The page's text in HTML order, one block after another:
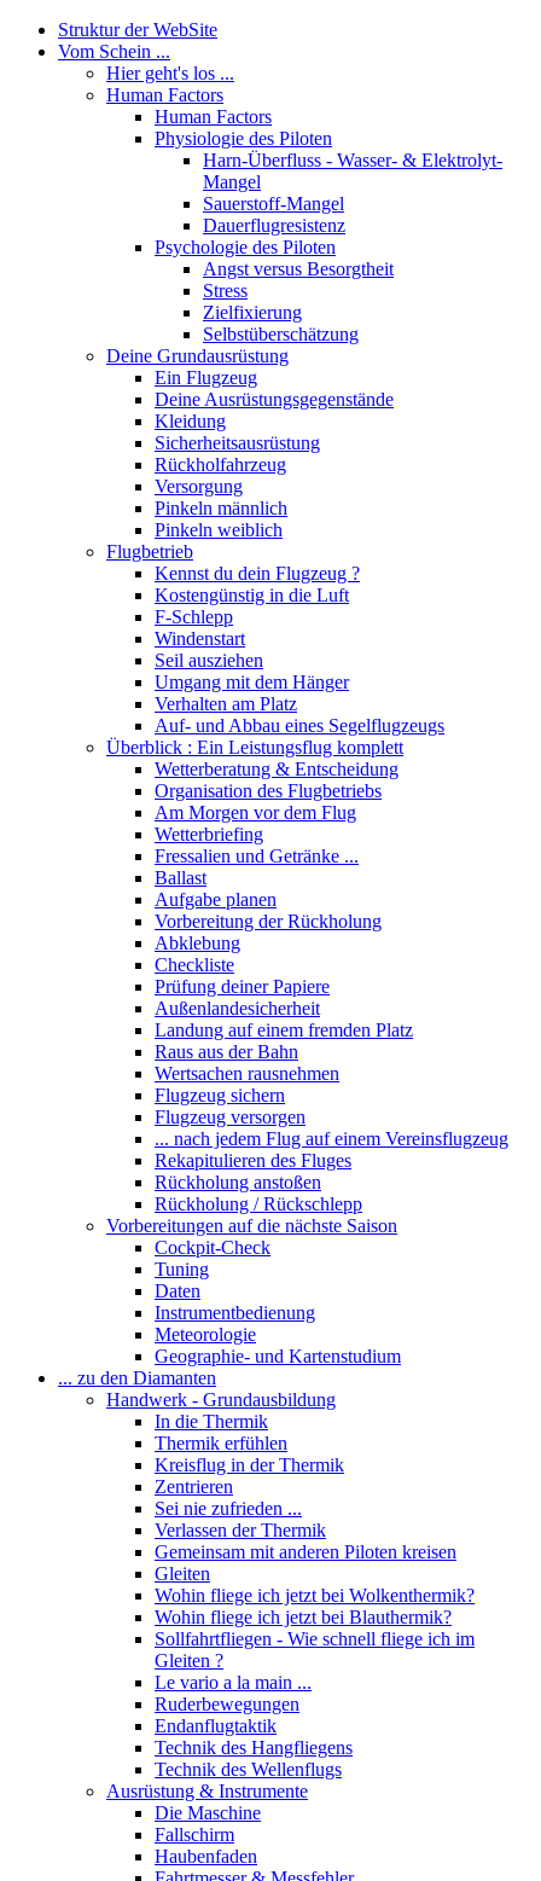
Struktur der WebSite
Vom Schein ...
Hier geht's los ...
Human Factors
Human Factors
Physiologie des Piloten
Harn-Überfluss - Wasser- & Elektrolyt-
Mangel
Sauerstoff-Mangel
Dauerflugresistenz
Psychologie des Piloten
Angst versus Besorgtheit
Stress
Zielfixierung
Selbstüberschätzung
Deine Grundausrüstung
Ein Flugzeug
Deine Ausrüstungsgegenstände
Kleidung
Sicherheitsausrüstung
Rückholfahrzeug
Versorgung
Pinkeln männlich
Pinkeln weiblich
Flugbetrieb
Kennst du dein Flugzeug ?
Kostengünstig in die Luft
F-Schlepp
Windenstart
Seil ausziehen
Umgang mit dem Hänger
Verhalten am Platz
Auf- und Abbau eines Segelflugzeugs
Überblick : Ein Leistungsflug komplett
Wetterberatung & Entscheidung
Organisation des Flugbetriebs
Am Morgen vor dem Flug
Wetterbriefing
Fressalien und Getränke ...
Ballast
Aufgabe planen
Vorbereitung der Rückholung
Abklebung
Checkliste
Prüfung deiner Papiere
Außenlandesicherheit
Landung auf einem fremden Platz
Raus aus der Bahn
Wertsachen rausnehmen
Flugzeug sichern
Flugzeug versorgen
... nach jedem Flug auf einem Vereinsflugzeug
Rekapitulieren des Fluges
Rückholung anstoßen
Rückholung / Rückschlepp
Vorbereitungen auf die nächste Saison
Cockpit-Check
Tuning
Daten
Instrumentbedienung
Meteorologie
Geographie- und Kartenstudium
... zu den Diamanten
Handwerk - Grundausbildung
In die Thermik
Thermik erfühlen
Kreisflug in der Thermik
Zentrieren
Sei nie zufrieden ...
Verlassen der Thermik
Gemeinsam mit anderen Piloten kreisen
Gleiten
Wohin fliege ich jetzt bei Wolkenthermik?
Wohin fliege ich jetzt bei Blauthermik?
Sollfahrtfliegen - Wie schnell fliege ich im
Gleiten ?
Le vario a la main ...
Ruderbewegungen
Endanflugtaktik
Technik des Hangfliegens
Technik des Wellenflugs
Ausrüstung & Instrumente
Die Maschine
Fallschirm
Haubenfaden